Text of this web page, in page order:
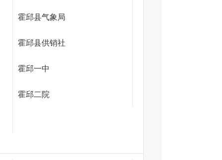
霍邱县气象局
霍邱县供销社
霍邱一中
霍邱二院